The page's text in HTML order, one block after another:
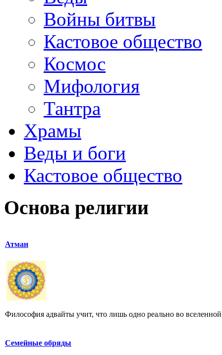
Войны битвы
Кастовое общество
Космос
Мифология
Тантра
Храмы
Веды и боги
Кастовое общество
Основа религии
Атман
Философия адвайты учит, что лишь одно реально во
Семейные обряды